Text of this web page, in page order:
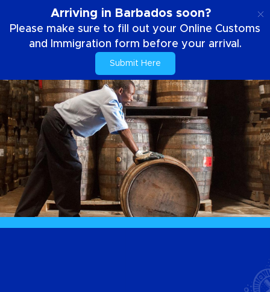
Arriving in Barbados soon?
Please make sure to fill out your Online Customs
and Immigration form before your arrival.
Submit Here